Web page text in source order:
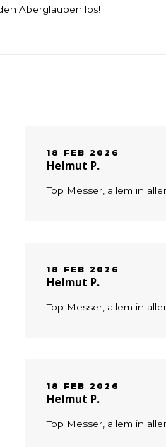
Aberglauben los!
18 FEB 2026
Helmut P.
Top Messer, allem in
18 FEB 2026
Helmut P.
Top Messer, allem in
18 FEB 2026
Helmut P.
Top Messer, allem in